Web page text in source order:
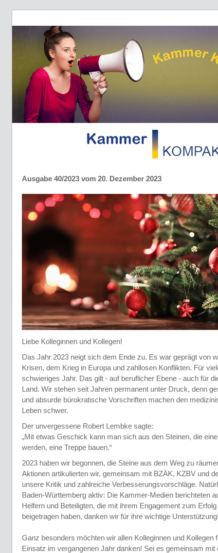
Ausgabe 40/2023 vom 20. Dezember 2023
Liebe Kolleginnen und Kollegen!
Das Jahr 2023 neigt sich dem Ende zu. Es war geprägt von
Krisen, dem Krieg in Europa und zahllosen Konflikten. Für
schwieriges Jahr. Das gilt - auf beruflicher Ebene - auch für
Land. Wir stehen seit Jahren permanent unter Druck, denn
und absurde bürokratische Vorschriften machen den
Leben schwer.
Der unvergessene Robert Lembke sagte:
„Mit etwas Geschick kann man sich aus den Steinen, die
werden, eine Treppe bauen.“
2023 haben wir begonnen, die Steine aus dem Weg zu
Aktionen artikulierten wir, gemeinsam mit BZÄK, KZBV und
unsere Kritik und zahlreiche Verbesserungsvorschläge.
Baden-Württemberg aktiv: Die Kammer-Medien berichteten
Helfern und Beteiligten, die mit ihrem Engagement zum
beigetragen haben, danken wir für ihre wichtige
Ganz besonders möchten wir allen Kolleginnen und Kollegen
Einsatz im vergangenen Jahr danken! Sei es gemeinsam